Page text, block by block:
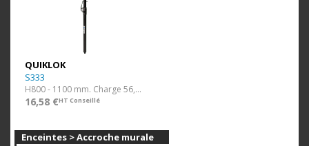
QUIKLOK
S333
H800 - 1100 mm. Charge 56,60 kg. Vis M20.
16,58 €HT Conseillé
Enceintes > Accroche murale